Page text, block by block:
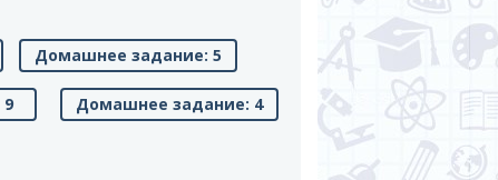
Домашнее задание: 5
9 Домашнее задание: 4